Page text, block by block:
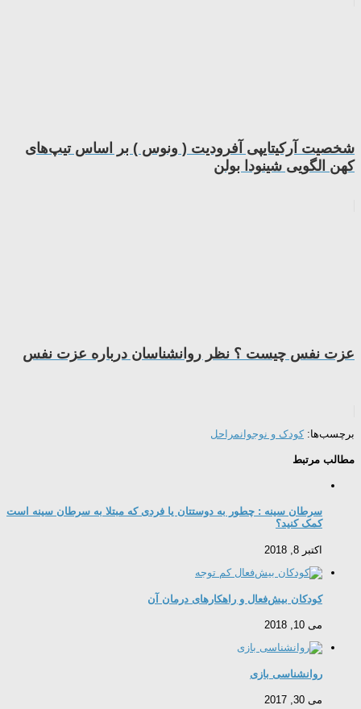
شخصیت آرکیتایپی آفرودیت ( ونوس ) بر اساس تیپ‌های
کهن الگویی شینودا بولن
عزت نفس چیست ؟ نظر روانشناسان درباره عزت نفس
برچسب‌ها: کودک و نوجوانمراحل
مطالب مرتبط
سرطان سینه : چطور به دوستتان یا فردی که مبتلا به سرطان سینه است
کمک کنید؟
اکتبر 8, 2018
کودکان بیش‌فعال و راهکارهای درمان آن
می 10, 2018
روانشناسی بازی
می 30, 2017